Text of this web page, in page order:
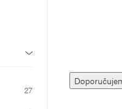
27
Ř